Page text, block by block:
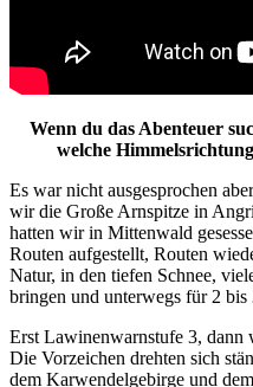
Wenn du das Abenteuer
welche
Es war nicht ausgesprochen
wir die Große Arnspitze in
hatten wir in Mittenwald
Routen aufgestellt, Routen
Natur, in den tiefen Schnee,
bringen und unterwegs für 2 bis
Erst Lawinenwarnstufe 3, dann
Die Vorzeichen drehten sich
dem Karwendelgebirge und